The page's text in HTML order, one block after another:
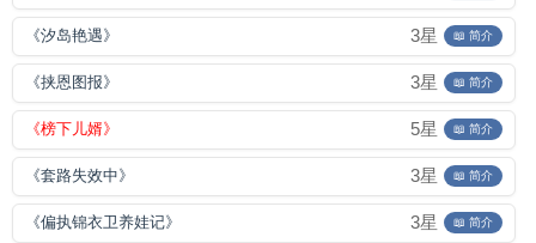
《汐岛艳遇》 3星 📖 简介
《挟恩图报》 3星 📖 简介
《榜下儿婿》 5星 📖 简介
《套路失效中》 3星 📖 简介
《偏执锦衣卫养娃记》 3星 📖 简介